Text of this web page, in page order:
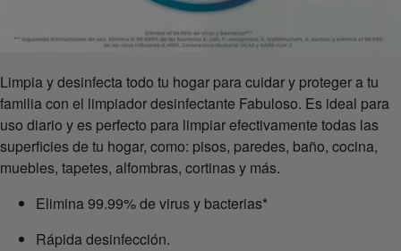
Limpia y desinfecta todo tu hogar para cuidar y proteger a tu
familia con el limpiador desinfectante Fabuloso. Es ideal para
uso diario y es perfecto para limpiar efectivamente todas las
superficies de tu hogar, como: pisos, paredes, baño, cocina,
muebles, tapetes, alfombras, cortinas y más.
Elimina 99.99% de virus y bacterias*
Rápida desinfección.